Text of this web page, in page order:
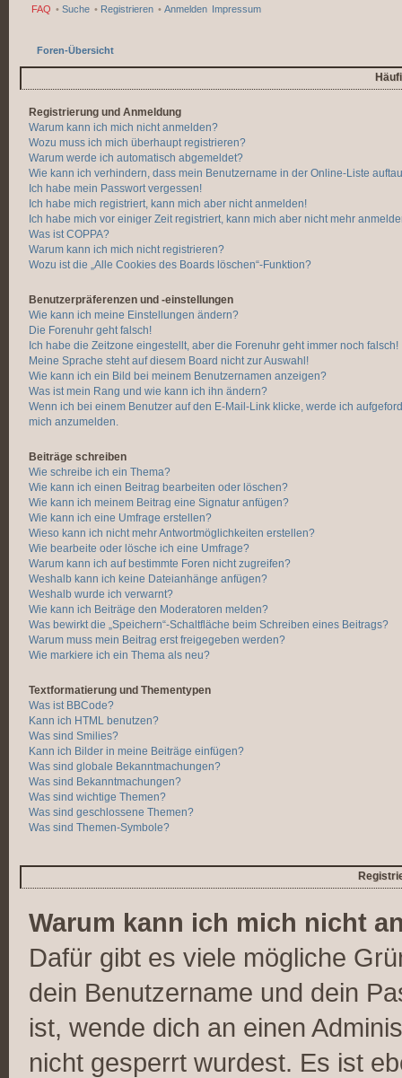
FAQ • Suche • Registrieren • Anmelden Impressum
Foren-Übersicht
Registrierung und Anmeldung
Warum kann ich mich nicht anmelden?
Wozu muss ich mich überhaupt registrieren?
Warum werde ich automatisch abgemeldet?
Wie kann ich verhindern, dass mein Benutzername in der Online-Liste
Ich habe mein Passwort vergessen!
Ich habe mich registriert, kann mich aber nicht anmelden!
Ich habe mich vor einiger Zeit registriert, kann mich aber nicht mehr
Was ist COPPA?
Warum kann ich mich nicht registrieren?
Wozu ist die „Alle Cookies des Boards löschen“-Funktion?
Benutzerpräferenzen und -einstellungen
Wie kann ich meine Einstellungen ändern?
Die Forenuhr geht falsch!
Ich habe die Zeitzone eingestellt, aber die Forenuhr geht immer noch falsch!
Meine Sprache steht auf diesem Board nicht zur Auswahl!
Wie kann ich ein Bild bei meinem Benutzernamen anzeigen?
Was ist mein Rang und wie kann ich ihn ändern?
Wenn ich bei einem Benutzer auf den E-Mail-Link klicke, werde ich
mich anzumelden.
Beiträge schreiben
Wie schreibe ich ein Thema?
Wie kann ich einen Beitrag bearbeiten oder löschen?
Wie kann ich meinem Beitrag eine Signatur anfügen?
Wie kann ich eine Umfrage erstellen?
Wieso kann ich nicht mehr Antwortmöglichkeiten erstellen?
Wie bearbeite oder lösche ich eine Umfrage?
Warum kann ich auf bestimmte Foren nicht zugreifen?
Weshalb kann ich keine Dateianhänge anfügen?
Weshalb wurde ich verwarnt?
Wie kann ich Beiträge den Moderatoren melden?
Was bewirkt die „Speichern“-Schaltfläche beim Schreiben eines Beitrags?
Warum muss mein Beitrag erst freigegeben werden?
Wie markiere ich ein Thema als neu?
Textformatierung und Thementypen
Was ist BBCode?
Kann ich HTML benutzen?
Was sind Smilies?
Kann ich Bilder in meine Beiträge einfügen?
Was sind globale Bekanntmachungen?
Was sind Bekanntmachungen?
Was sind wichtige Themen?
Was sind geschlossene Themen?
Was sind Themen-Symbole?
Warum kann ich mich nicht
Dafür gibt es viele mögliche
dein Benutzername und dein
ist, wende dich an einen
nicht gesperrt wurdest. Es ist